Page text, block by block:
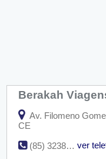
Berakah
Av. Filomeno
CE
(85) 3238-1938
ver